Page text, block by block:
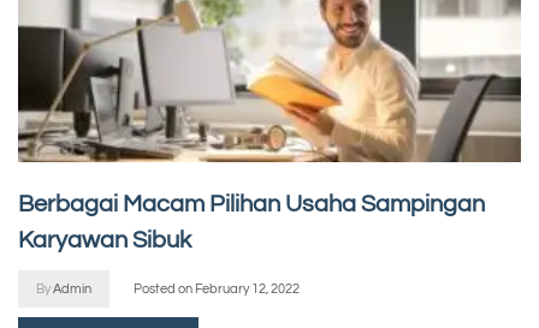
Berbagai Macam Pilihan Usaha Sampingan
Karyawan Sibuk
ByAdmin Posted on February 12, 2022